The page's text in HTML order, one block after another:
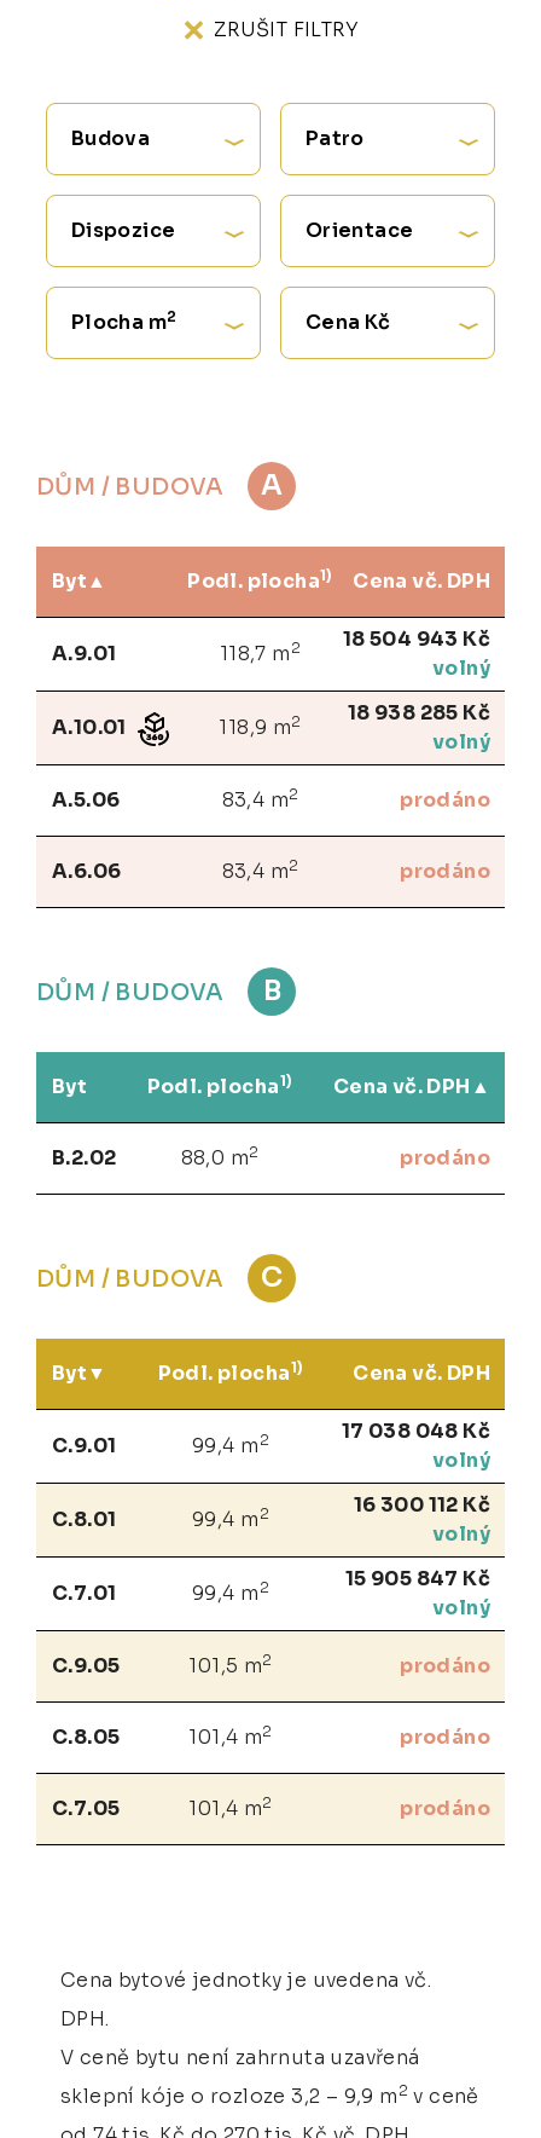
ZRUŠIT FILTRY
Budova Patro
Dispozice Orientace
Plocha m2 Cena Kč
DŮM / BUDOVA A
Byt Podl. plocha1) Cena vč. DPH
A.9.01 118,7 m 2
18 504 943 Kč
volný
A.10.01 118,9 m2
18 938 285 Kč
volný
A.5.06 83,4 m2 prodáno
A.6.06 83,4 m2 prodáno
DŮM / BUDOVA B
Byt Podl. plocha1) Cena vč. DPH
B.2.02 88,0 m2 prodáno
DŮM / BUDOVA C
Byt Podl. plocha1) Cena vč. DPH
C.9.01 99,4 m 2
17 038 048 Kč
volný
C.8.01 99,4 m 2
16 300 112 Kč
volný
C.7.01 99,4 m 2
15 905 847 Kč
volný
C.9.05 101,5 m2 prodáno
C.8.05 101,4 m2 prodáno
C.7.05 101,4 m2 prodáno
Cena bytové jednotky je uvedena vč.
DPH.
V ceně bytu není zahrnuta uzavřená
sklepní kóje o rozloze 3,2 – 9,9 m 2 v ceně